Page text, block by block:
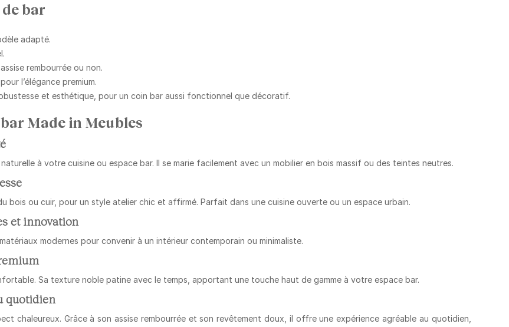
bar
adapté.
rembourrée ou non.
l’élégance premium.
et esthétique, pour un coin bar aussi fonctionnel que décoratif.
Made in Meubles
à votre cuisine ou espace bar. Il se marie facilement avec un mobilier en bois massif ou des teintes neutres.
bois ou cuir, pour un style atelier chic et affirmé. Parfait dans une cuisine ouverte ou un espace urbain.
et innovation
modernes pour convenir à un intérieur contemporain ou minimaliste.
Sa texture noble patine avec le temps, apportant une touche haut de gamme à votre espace bar.
quotidien
chaleureux. Grâce à son assise rembourrée et son revêtement doux, il offre une expérience agréable au quotidien,